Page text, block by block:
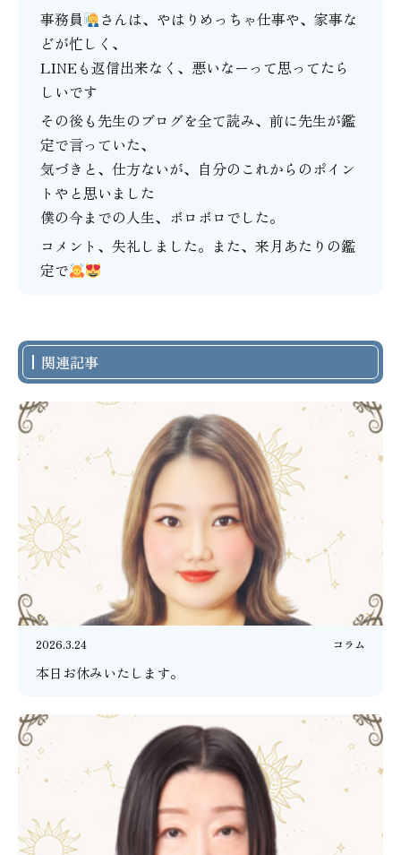
事務員
さんは、やはりめっちゃ仕事や、家事な
どが忙しく、
LINEも返信出来なく、悪いなーって思ってたら
しいです
その後も先生のブログを全て読み、前に先生が鑑
定で言っていた、
気づきと、仕方ないが、自分のこれからのポイン
トやと思いました
僕の今までの人生、ボロボロでした。
コメント、失礼しました。また、来月あたりの鑑
定で
関連記事
2026.3.24 コラム
本日お休みいたします。